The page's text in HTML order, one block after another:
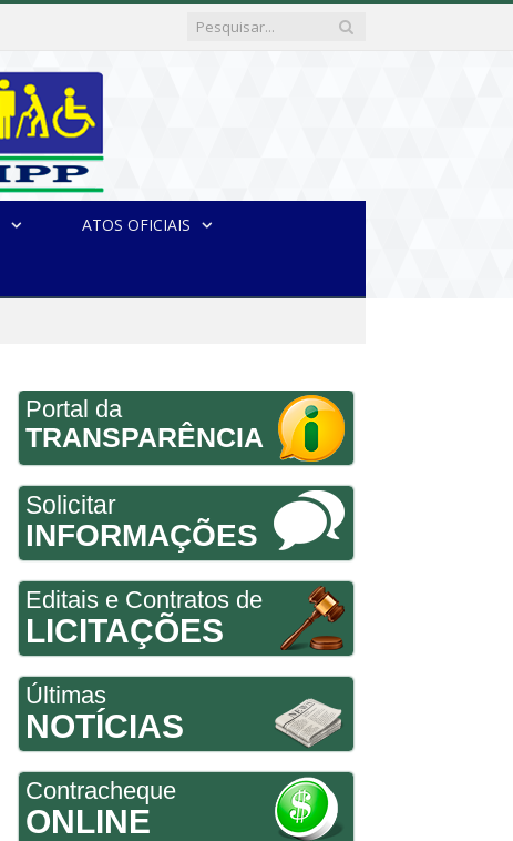
ATOS OFICIAIS
Portal da
TRANSPARÊNCIA
Solicitar
INFORMAÇÕES
Editais e Contratos de
LICITAÇÕES
Últimas
NOTÍCIAS
Contracheque
ONLINE